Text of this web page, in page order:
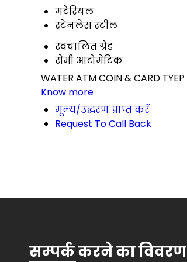
मटेरियल
स्टेनलेस स्टील
स्वचालित ग्रेड
सेमी आटोमेटिक
WATER ATM COIN & CARD TYEP
Know more
मूल्य/उद्धरण प्राप्त करें
Request To Call Back
सम्पर्क करने का विवरण